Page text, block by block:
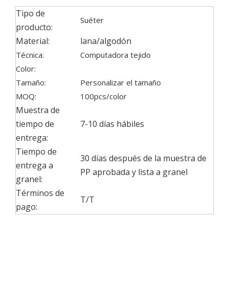
Tipo de
producto:
Suéter
Material: lana/algodón
Técnica:
Computadora tejido
Color:
Tamaño:
Personalizar el tamaño
MOQ:
100pcs/color
Muestra de
tiempo de
entrega:
7-10 días hábiles
Tiempo de
entrega a
granel:
30 días después de la muestra de
PP aprobada y lista a granel
Términos de
pago:
T/T